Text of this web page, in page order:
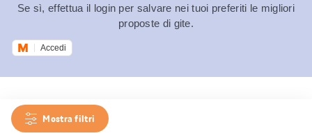
Se sì, effettua il login per salvare nei tuoi preferiti le migliori
proposte di gite.
Accedi
Mostra filtri